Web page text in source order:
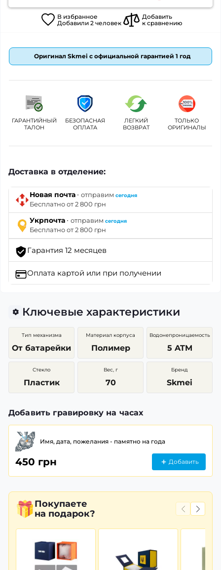
В избранное
Добавили 2 человек
Добавить
к сравнению
Оригинал Skmei с официальной гарантией 1 год
ГАРАНТИЙНЫЙ
ТАЛОН
БЕЗОПАСНАЯ
ОПЛАТА
ЛЕГКИЙ
ВОЗВРАТ
ТОЛЬКО
ОРИГИНАЛЫ
Доставка в отделение:
Новая почта · отправим сегодня
Бесплатно от 2 800 грн
Укрпочта · отправим сегодня
Бесплатно от 2 800 грн
Гарантия 12 месяцев
Оплата картой или при получении
Ключевые характеристики
Тип механизма
От батарейки
Материал корпуса
Полимер
Водонепроницаемость
5 ATM
Стекло
Пластик
Вес, г
70
Бренд
Skmei
Добавить гравировку на часах
Имя, дата, пожелания - памятно на года
450 грн Добавить
Покупаете
на подарок?